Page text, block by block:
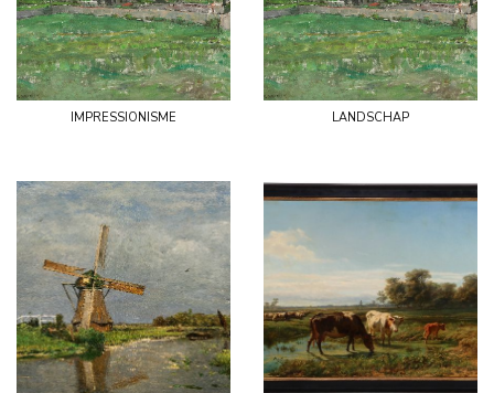
impressionisme landschap